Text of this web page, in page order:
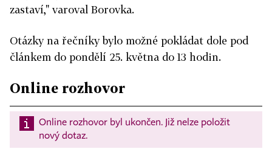
zastaví," varoval Borovka.
Otázky na řečníky bylo možné pokládat dole pod
článkem do pondělí 25. května do 13 hodin.
Online rozhovor
Online rozhovor byl ukončen. Již nelze položit
nový dotaz.